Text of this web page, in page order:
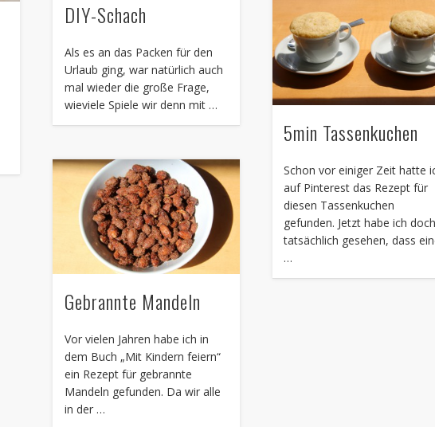
DIY-Schach
Als es an das Packen für den
Urlaub ging, war natürlich auch
mal wieder die große Frage,
wieviele Spiele wir denn mit …
5min Tassenkuchen
Schon vor einiger Zeit hatte
auf Pinterest das Rezept für
diesen Tassenkuchen
gefunden. Jetzt habe ich
tatsächlich gesehen, dass
…
Gebrannte Mandeln
Vor vielen Jahren habe ich in
dem Buch „Mit Kindern feiern“
ein Rezept für gebrannte
Mandeln gefunden. Da wir alle
in der …